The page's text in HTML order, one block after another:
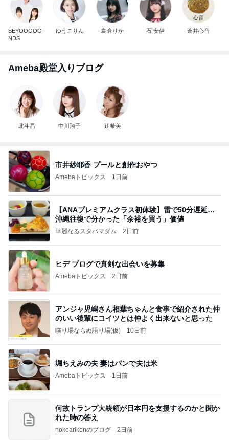
BEYOOOOO
NDS
ゆうこりん 島倉りか 石 安伊 蒼井心音
Ameba殿堂入りブログ
北斗晶 中川翔子 辻希美
市井紗耶香 プールと創作おやつ
Amebaトピックス 1日前
【ANAプレミアムクラス初体験】雷で50分遅延…
沖縄往復で分かった「余裕を買う」価値
華麗なるスタバマダム 2日前
ヒデ ブログで真剣な出会いを募集
Amebaトピックス 2日前
アンジャ児嶋さん相葉ちゃんと食事で紹介された仲
のいい後輩にコイツとは仲よく出来ないと思った
喋り場ならぬ語り場(仮) 10日前
堀ちえみの夫 妻はパンで夫は米
Amebaトピックス 1日前
何故トランプ大統領が日本円を支援するのかと聞か
れた時の答え
nokoarikonのブログ 2日前